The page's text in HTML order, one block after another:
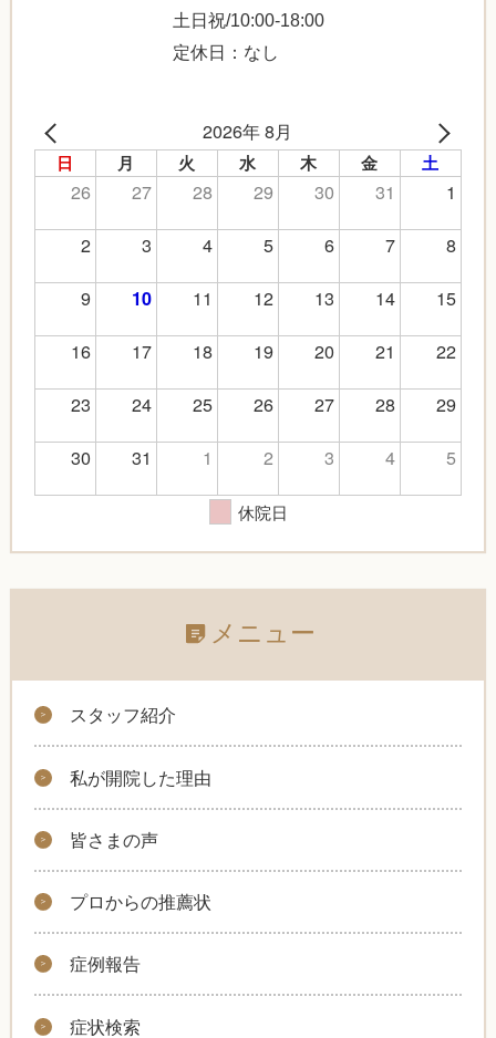
土日祝/10:00-18:00
定休日：なし
2026年 8月
日 月 火 水 木 金 土
26 27 28 29 30 31
1
2
3 4 5 6 7
8
9
10 11 12 13 14
15
16
17 18 19 20 21
22
23
24 25 26 27 28
29
30
31 1 2 3 4 5
休院日
メニュー
スタッフ紹介
私が開院した理由
皆さまの声
プロからの推薦状
症例報告
症状検索